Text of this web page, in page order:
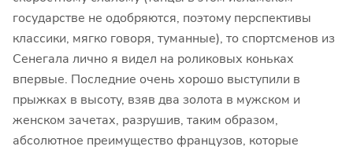
государстве не одобряются, поэтому перспективы
классики, мягко говоря, туманные), то спортсменов из
Сенегала лично я видел на роликовых коньках
впервые. Последние очень хорошо выступили в
прыжках в высоту, взяв два золота в мужском и
женском зачетах, разрушив, таким образом,
абсолютное преимущество французов, которые